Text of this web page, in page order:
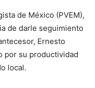
de México (PVEM),
de darle seguimiento
Ernesto
por su productividad
local.